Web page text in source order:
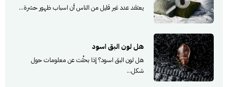
يعتقد عدد غير قليل من الناس أن اسباب ظهور حشرة...
هل لون البق اسود
هل لون البق اسود؟ إذا بحثْت عن معلومات حول
شكل...